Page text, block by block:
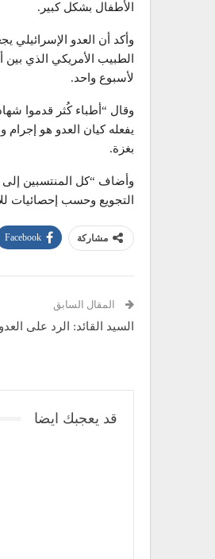
الأطفال بشكل كبير.
وأكد أن العدو
لأسبوع واحد.
وقال “أطباء كُثر قدموا
يفعله كيان العدو هو
بغزة.
وأضاف “كل المنتسبين إلى
التجويع وحسب إحصائيات للأمم المتحدة هناك 96 بالمائة من
مشاركة Facebook
المقال السابق
السيد القائد: الرد على
قد يعجبك ايضا